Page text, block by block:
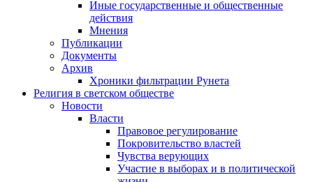
Иные государственные и общественные
действия
Мнения
Публикации
Документы
Архив
Хроники фильтрации Рунета
Религия в светском обществе
Новости
Власти
Правовое регулирование
Покровительство властей
Чувства верующих
Участие в выборах и в политической